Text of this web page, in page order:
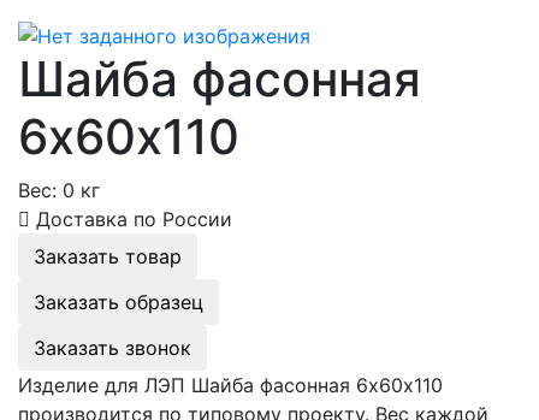
Шайба фасонная
6х60х110
Вес: 0 кг
Доставка по России
Заказать товар
Заказать образец
Заказать звонок
Изделие для ЛЭП Шайба фасонная 6х60х110
производится по типовому проекту. Вес каждой